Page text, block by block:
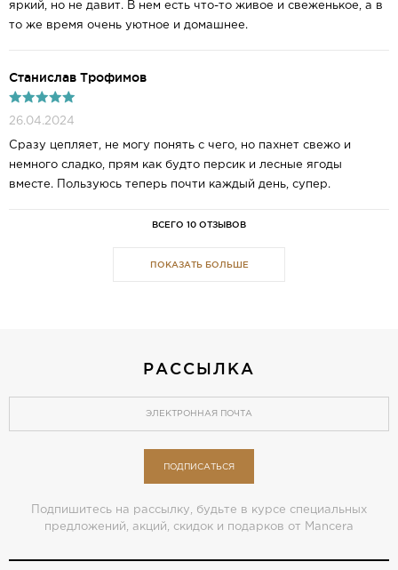
яркий, но не давит. В нем есть что-то живое и свеженькое, а в
то же время очень уютное и домашнее.
Станислав Трофимов
26.04.2024
Сразу цепляет, не могу понять с чего, но пахнет свежо и
немного сладко, прям как будто персик и лесные ягоды
вместе. Пользуюсь теперь почти каждый день, супер.
ВСЕГО 10 ОТЗЫВОВ
ПОКАЗАТЬ БОЛЬШЕ
РАССЫЛКА
ПОДПИСАТЬСЯ
Подпишитесь на рассылку, будьте в курсе специальных
предложений, акций, скидок и подарков от Mancera